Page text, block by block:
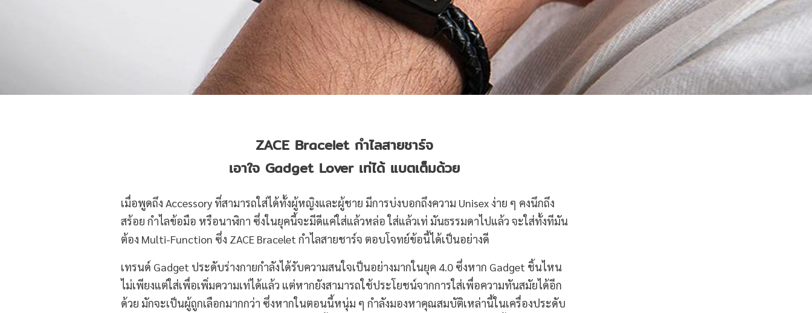
ZACE Bracelet กำไลสายชาร์จ
เอาใจ Gadget Lover เท่ได้ แบตเต็มด้วย
เมื่อพูดถึง Accessory ที่สามารถใส่ได้ทั้งผู้หญิงและผู้ชาย มีการบ่งบอกถึงความ Unisex ง่าย ๆ คงนึกถึง
สร้อย กำไลข้อมือ หรือนาฬิกา ซึ่งในยุคนี้จะมีดีแค่ใส่แล้วหล่อ ใส่แล้วเท่ มันธรรมดาไปแล้ว จะใส่ทั้งทีมัน
ต้อง Multi-Function ซึ่ง ZACE Bracelet กำไลสายชาร์จ ตอบโจทย์ข้อนี้ได้เป็นอย่างดี
เทรนด์ Gadget ประดับร่างกายกำลังได้รับความสนใจเป็นอย่างมากในยุค 4.0 ซึ่งหาก Gadget ชิ้นไหน
ไม่เพียงแต่ใส่เพื่อเพิ่มความเท่ได้แล้ว แต่หากยังสามารถใช้ประโยชน์จากการใส่เพื่อความทันสมัยได้อีก
ด้วย มักจะเป็นผู้ถูกเลือกมากกว่า ซึ่งหากในตอนนี้หนุ่ม ๆ กำลังมองหาคุณสมบัติเหล่านี้ในเครื่องประดับ